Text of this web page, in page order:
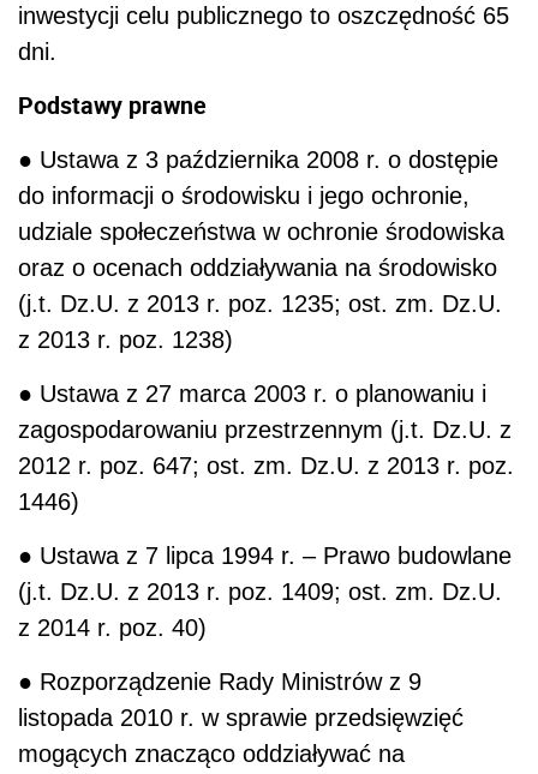
inwestycji celu publicznego to oszczędność 65
dni.
Podstawy prawne
● Ustawa z 3 października 2008 r. o dostępie
do informacji o środowisku i jego ochronie,
udziale społeczeństwa w ochronie środowiska
oraz o ocenach oddziaływania na środowisko
(j.t. Dz.U. z 2013 r. poz. 1235; ost. zm. Dz.U.
z 2013 r. poz. 1238)
● Ustawa z 27 marca 2003 r. o planowaniu i
zagospodarowaniu przestrzennym (j.t. Dz.U. z
2012 r. poz. 647; ost. zm. Dz.U. z 2013 r. poz.
1446)
● Ustawa z 7 lipca 1994 r. – Prawo budowlane
(j.t. Dz.U. z 2013 r. poz. 1409; ost. zm. Dz.U.
z 2014 r. poz. 40)
● Rozporządzenie Rady Ministrów z 9
listopada 2010 r. w sprawie przedsięwzięć
mogących znacząco oddziaływać na